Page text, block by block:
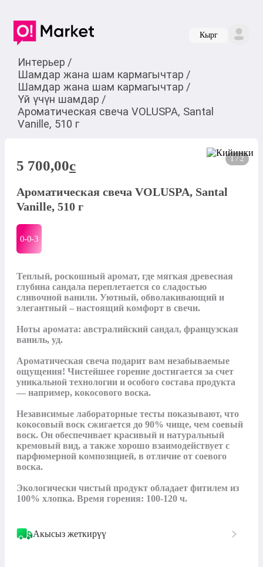
Кырг
Интерьер /
Шамдар жана шам кармагычтар /
Шамдар жана шам кармагычтар /
Үй үчүн шамдар /
Ароматическая свеча VOLUSPA, Santal
Vanille, 510 г
1 / 2
5 700,00c
Ароматическая свеча VOLUSPA, Santal
Vanille, 510 г
0-0-3
Теплый, роскошный аромат, где мягкая древесная
глубина сандала переплетается со сладостью
сливочной ванили. Уютный, обволакивающий и
элегантный – настоящий комфорт в свечи.
Ноты аромата: австралийский сандал, французская
ваниль, уд.
Ароматическая свеча подарит вам незабываемые
ощущения! Чистейшее горение достигается за счет
уникальной технологии и особого состава продукта
— например, кокосового воска.
Независимые лабораторные тесты показывают, что
кокосовый воск сжигается до 90% чище, чем соевый
воск. Он обеспечивает красивый и натуральный
кремовый вид, а также хорошо взаимодействует с
парфюмерной композицией, в отличие от соевого
воска.
Экологически чистый продукт обладает фитилем из
100% хлопка. Время горения: 100-120 ч.
Акысыз жеткирүү